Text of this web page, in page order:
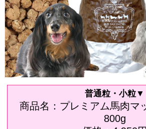
普通粒・小粒▼
商品名：プレミアム馬肉
800g